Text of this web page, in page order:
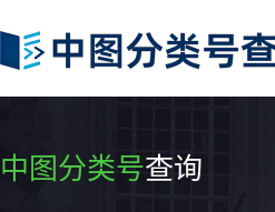
中图分类号查询